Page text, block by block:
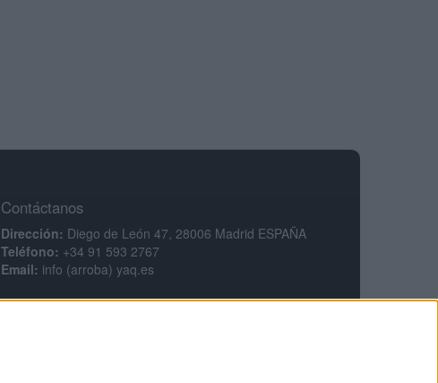
Contáctanos
Dirección: Diego de León 47, 28006 Madrid ESPAÑA
Teléfono: +34 91 593 2767
Email: info (arroba) yaq.es